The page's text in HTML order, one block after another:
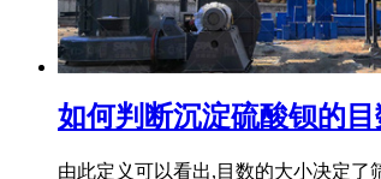
如何判断沉淀硫酸钡的
由此定义可以看出,目数的大小决定了